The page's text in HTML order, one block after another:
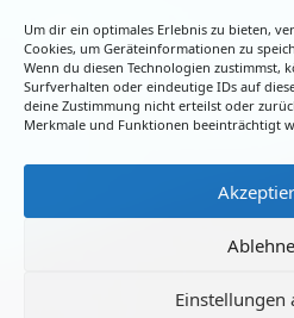
Um dir ein optimales Erlebnis zu bieten,
Cookies, um Geräteinformationen zu
Wenn du diesen Technologien zustimmst,
Surfverhalten oder eindeutige IDs auf
deine Zustimmung nicht erteilst oder
Merkmale und Funktionen beeinträchtigt
Einstellungen
Hub
Connected